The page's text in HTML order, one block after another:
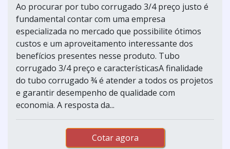
Ao procurar por tubo corrugado 3/4 preço justo é
fundamental contar com uma empresa
especializada no mercado que possibilite ótimos
custos e um aproveitamento interessante dos
benefícios presentes nesse produto. Tubo
corrugado 3/4 preço e característicasA finalidade
do tubo corrugado ¾ é atender a todos os projetos
e garantir desempenho de qualidade com
economia. A resposta da...
Cotar agora